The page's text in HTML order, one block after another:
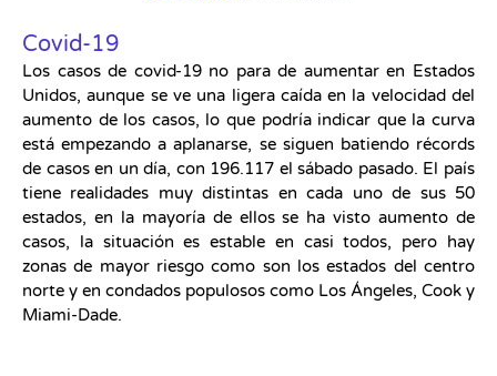
Covid-19
Los casos de covid-19 no para de aumentar en Estados
Unidos, aunque se ve una ligera caída en la velocidad del
aumento de los casos, lo que podría indicar que la curva
está empezando a aplanarse, se siguen batiendo récords
de casos en un día, con 196.117 el sábado pasado. El país
tiene realidades muy distintas en cada uno de sus 50
estados, en la mayoría de ellos se ha visto aumento de
casos, la situación es estable en casi todos, pero hay
zonas de mayor riesgo como son los estados del centro
norte y en condados populosos como Los Ángeles, Cook y
Miami-Dade.